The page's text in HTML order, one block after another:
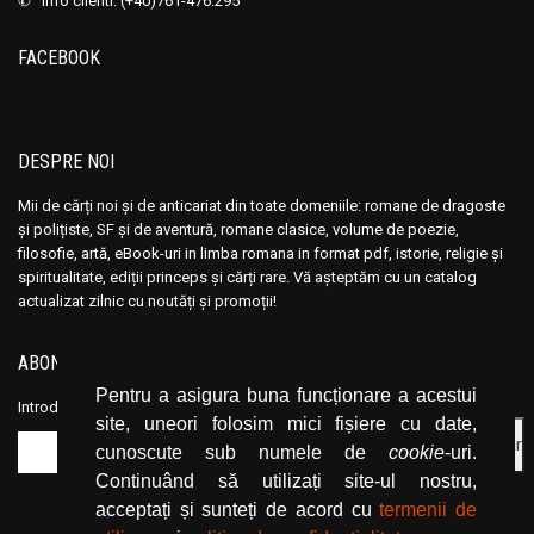
Pentru a asigura buna funcționare a acestui
site, uneori folosim mici fișiere cu date,
cunoscute sub numele de cookie-uri.
Continuând să utilizați site-ul nostru,
acceptați și sunteți de acord cutermenii de
Andrea Calogero Camilleri
Andrei Baleanu
Andrei Bantas
Andrei Ciobanu
Andrei Oisteanu
Andrei Pintilie
Andrew Lloyd
Andrew Newberg
Andrew Stacy
Angelica Montemaggiore
Andrea Calogero Camilleri
Andrei Baleanu
Andrei Bantas
Andrei Ciobanu
Andrei Oisteanu
Andrei Pintilie
Andrew Lloyd
Andrew Newberg
Andrew Stacy
Angelica Montemaggiore
FACEBOOK
DESPRE NOI
Mii de cărți noi și de anticariat din toate domeniile: romane de dragoste
și polițiste, SF și de aventură, romane clasice, volume de poezie,
filosofie, artă, eBook-uri in limba romana in format pdf, istorie, religie și
spiritualitate, ediții princeps și cărți rare. Vă așteptăm cu un catalog
actualizat zilnic cu noutăți și promoții!
ABONEAZĂ-TE LA NEWSLETTER
Introduceți adresa dvs. de email și dați click pe butonul de abonare.